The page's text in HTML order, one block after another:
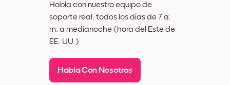
Habla con nuestro equipo de
soporte real, todos los días de 7 a.
m. a medianoche (hora del Este de
EE. UU.)
Habla Con Nosotros